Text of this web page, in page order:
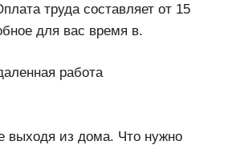
труда составляет от 15
для вас время в.
работа
выходя из дома. Что нужно